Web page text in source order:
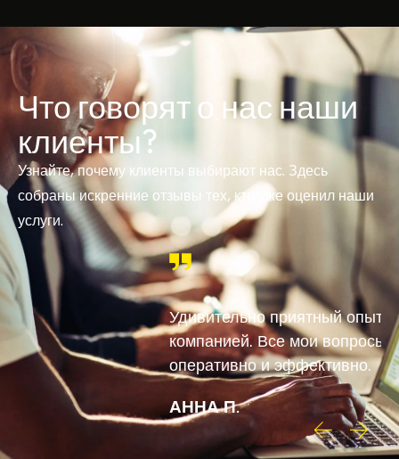
Что говорят о нас наши
клиенты?
Узнайте, почему клиенты выбирают нас. Здесь
собраны искренние отзывы тех, кто уже оценил наши
услуги.
Удивительно приятный опыт работы с этой
компанией. Все мои вопросы были решены
оперативно и эффективно.
АННА П.